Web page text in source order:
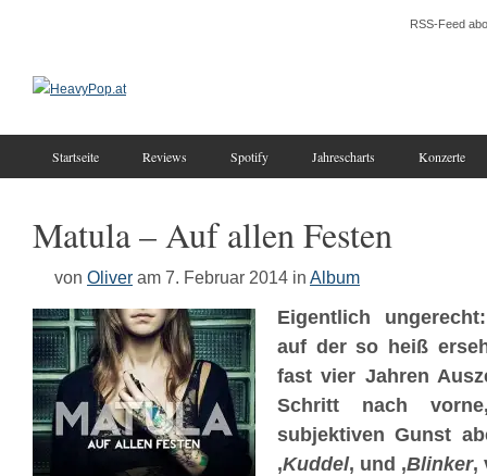
RSS-Feed
Startseite Reviews Spotify Jahrescharts Konzerte
Matula – Auf allen Festen
von Oliver am 7. Februar 2014 in Album
Eigentlich
auf der so heiß
fast vier Jahren
Schritt nach
subjektiven Gunst
‚Kuddel‚ und ‚Blinker